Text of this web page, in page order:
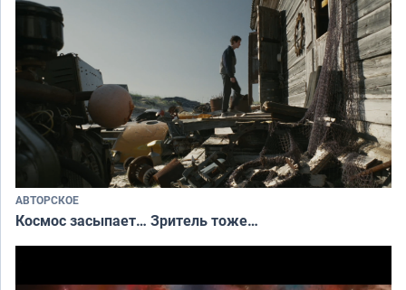
АВТОРСКОЕ
Космос засыпает… Зритель тоже…